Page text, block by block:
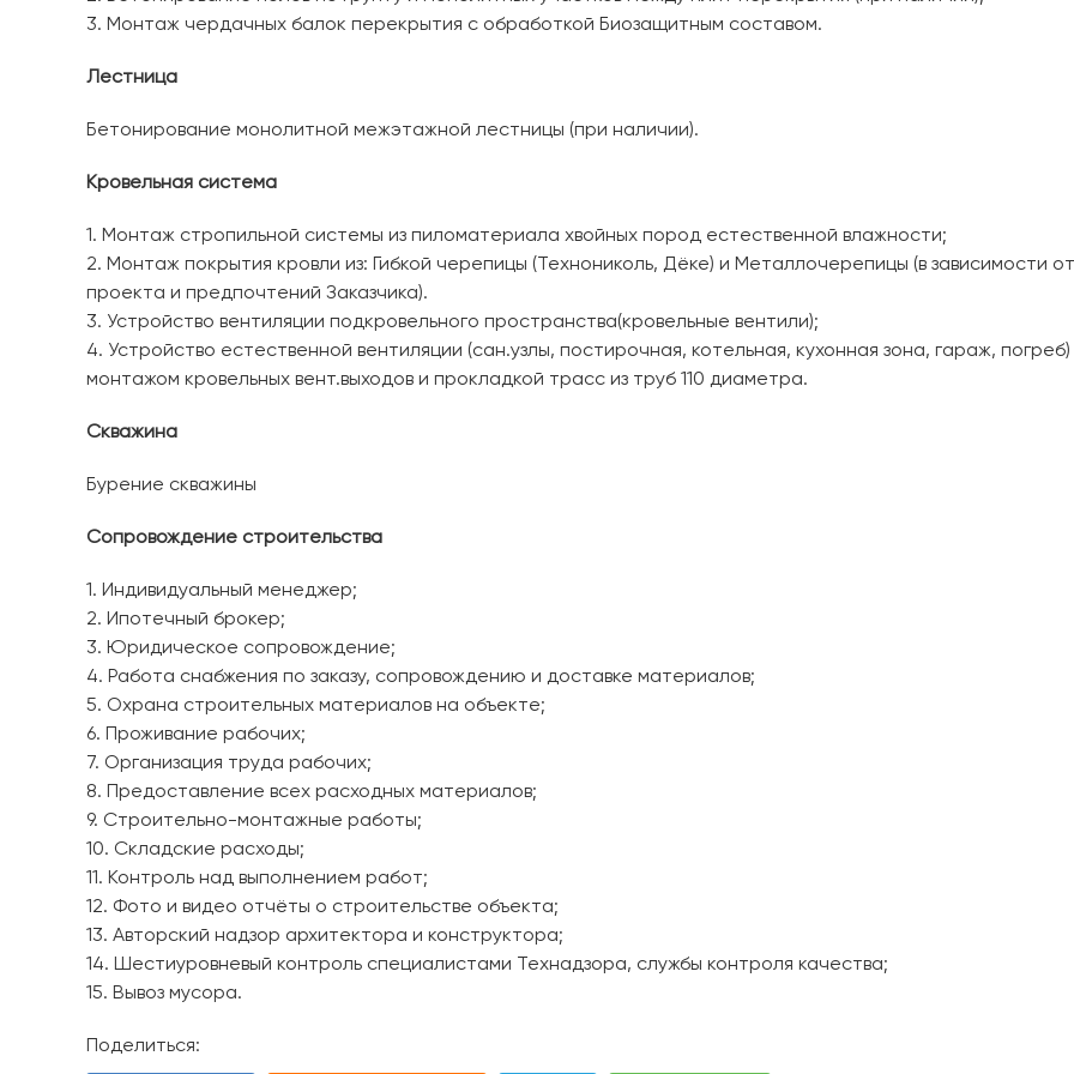
3. Монтаж чердачных балок перекрытия с обработкой Биозащитным составом.
Лестница
Бетонирование монолитной межэтажной лестницы (при наличии).
Кровельная система
1. Монтаж стропильной системы из пиломатериала хвойных пород естественной влажности;
2. Монтаж покрытия кровли из: Гибкой черепицы (Технониколь, Дёке) и Металлочерепицы (в зависимости от
проекта и предпочтений Заказчика).
3. Устройство вентиляции подкровельного пространства(кровельные вентили);
4. Устройство естественной вентиляции (сан.узлы, постирочная, котельная, кухонная зона, гараж, погреб)
монтажом кровельных вент.выходов и прокладкой трасс из труб 110 диаметра.
Скважина
Бурение скважины
Сопровождение строительства
1. Индивидуальный менеджер;
2. Ипотечный брокер;
3. Юридическое сопровождение;
4. Работа снабжения по заказу, сопровождению и доставке материалов;
5. Охрана строительных материалов на объекте;
6. Проживание рабочих;
7. Организация труда рабочих;
8. Предоставление всех расходных материалов;
9. Строительно-монтажные работы;
10. Складские расходы;
11. Контроль над выполнением работ;
12. Фото и видео отчёты о строительстве объекта;
13. Авторский надзор архитектора и конструктора;
14. Шестиуровневый контроль специалистами Технадзора, службы контроля качества;
15. Вывоз мусора.
Поделиться: